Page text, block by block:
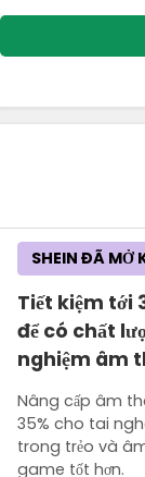
Tiết kiệm tới
để có chất
nghiệm âm
Nâng cấp âm
35% cho tai
trong trẻo và
game tốt hơn.
SHEIN ĐÃ MỞ